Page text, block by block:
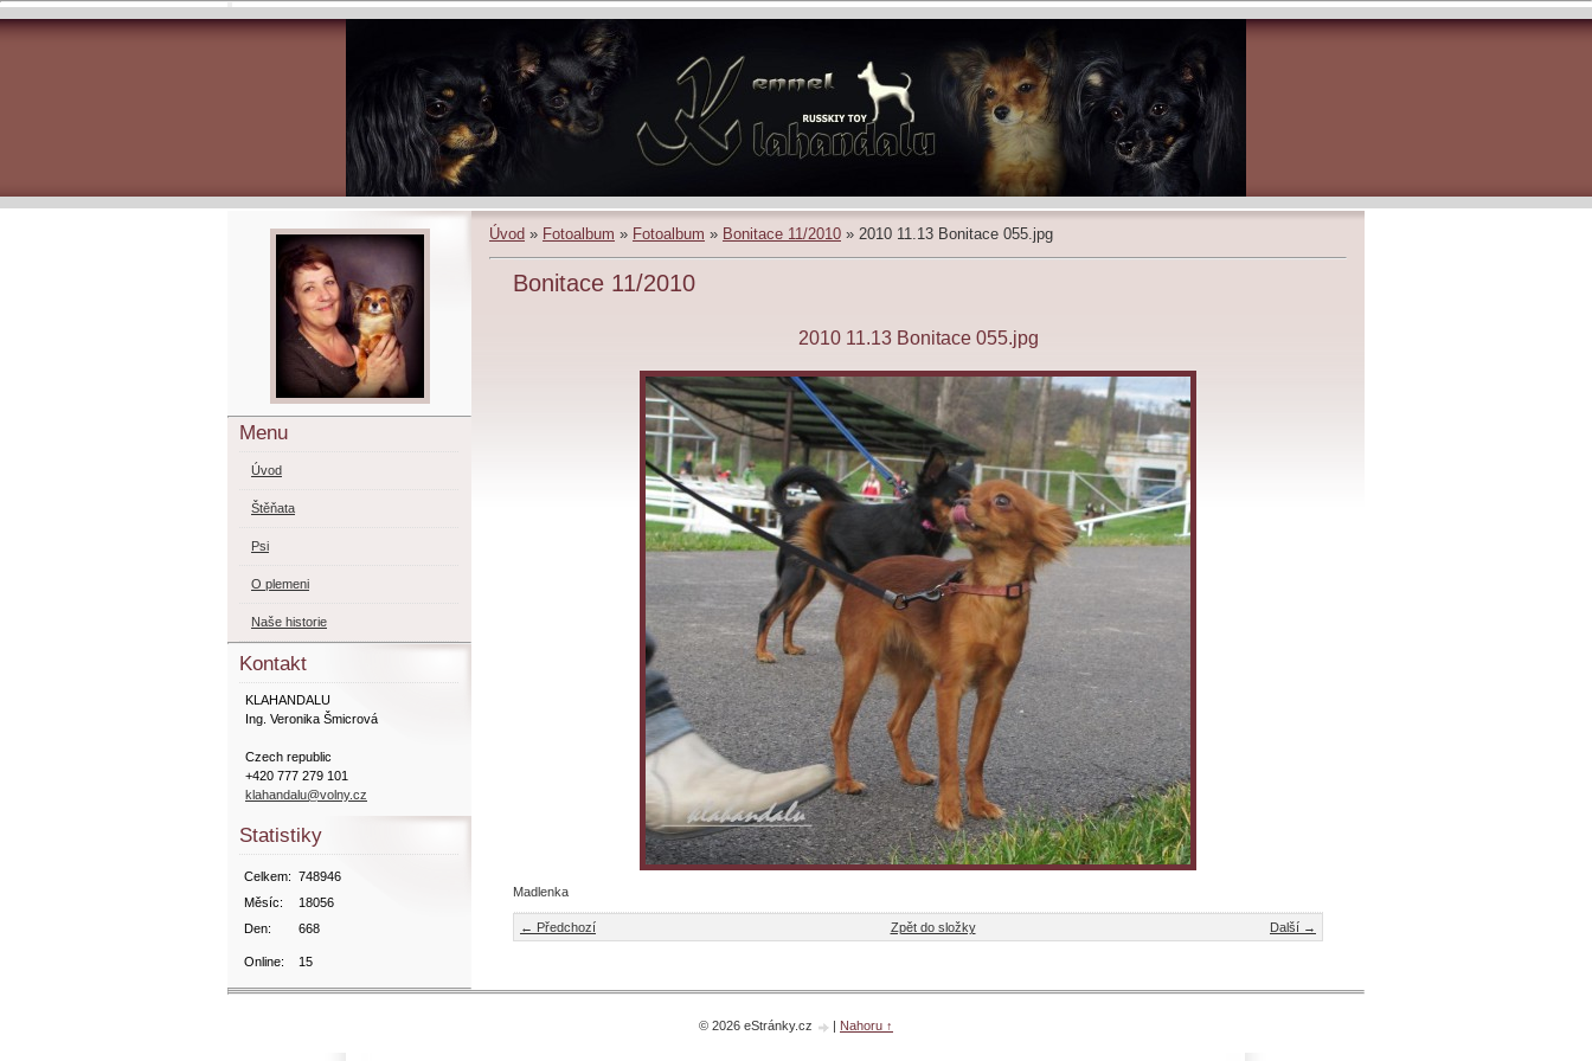
Úvod » Fotoalbum » Fotoalbum » Bonitace 11/2010 » 2010 11.13 Bonitace 055.jpg
Bonitace 11/2010
2010 11.13 Bonitace 055.jpg
Madlenka
← Předchozí Další →
Zpět do složky
Menu
Úvod
Štěňata
Psi
O plemeni
Naše historie
Kontakt
KLAHANDALU
Ing. Veronika Šmicrová
Czech republic
+420 777 279 101
klahandalu@volny.cz
Statistiky
Online: 15
Celkem: 748946
Měsíc:
18056
Den:
668
© 2026 eStránky.cz | Nahoru ↑